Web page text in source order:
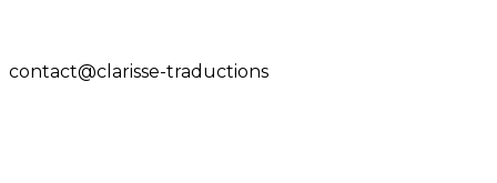
contact@clarisse-traductions